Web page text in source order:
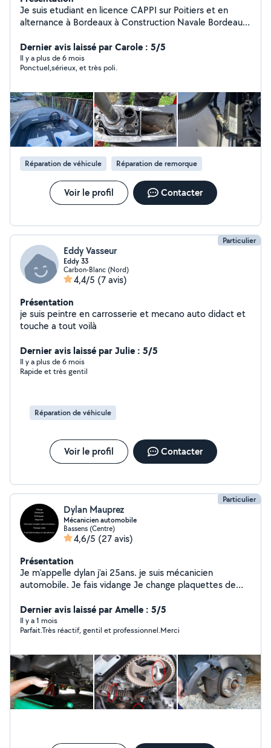
Je suis etudiant en licence CAPPI sur Poitiers et en
alternance à Bordeaux à Construction Navale Bordeaux.
pouvoir entretenir vos bateaux !
Dernier avis laissé par Carole : 5/5
Il y a plus de 6 mois
Ponctuel,sérieux, et très poli.
Réparation de véhicule Réparation de remorque
Voir le profil Contacter
Particulier
Eddy Vasseur
Eddy 33
Carbon-Blanc (Nord)
4,4/5 (7 avis)
Présentation
je suis peintre en carrosserie et mecano auto didact et
touche a tout voilà
Dernier avis laissé par Julie : 5/5
Il y a plus de 6 mois
Rapide et très gentil
Réparation de véhicule
Voir le profil Contacter
Particulier
Dylan Mauprez
Mécanicien automobile
Bassens (Centre)
4,6/5 (27 avis)
Présentation
Je m'appelle dylan j'ai 25ans. je suis mécanicien
automobile. Je fais vidange Je change plaquettes de
Diagnostic avec valise Train avant Distribution
Embrayage Je me déplace à domicile ou je suis restée à
mon domicile pour les travaux. Je suis ouvert à toute
Dernier avis laissé par Amelle : 5/5
Il y a 1 mois
Parfait.Très réactif, gentil et professionnel.Merci